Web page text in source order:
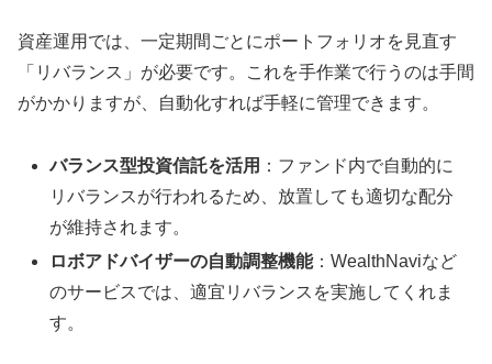
資産運用では、一定期間ごとにポートフォリオを見直す
「リバランス」が必要です。これを手作業で行うのは手間
がかかりますが、自動化すれば手軽に管理できます。
バランス型投資信託を活用 ：ファンド内で自動的に
リバランスが行われるため、放置しても適切な配分
が維持されます。
ロボアドバイザーの自動調整機能：WealthNaviなど
のサービスでは、適宜リバランスを実施してくれま
す。